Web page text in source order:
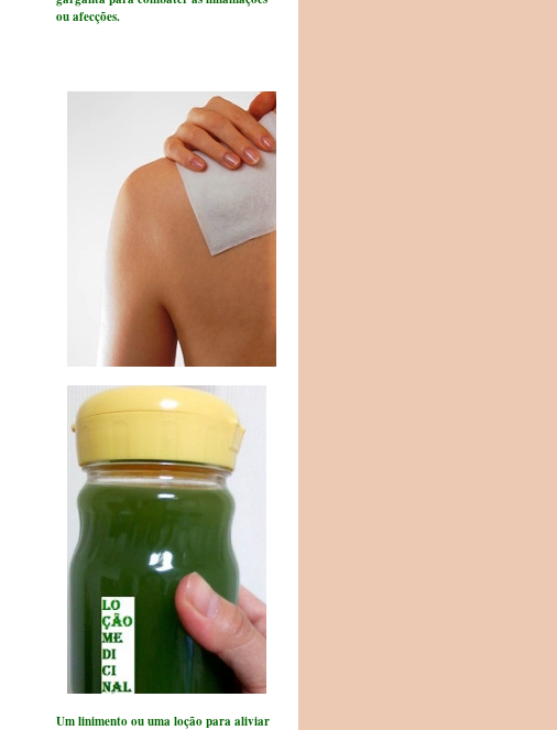
ou afecções.
Um linimento ou uma loção para aliviar